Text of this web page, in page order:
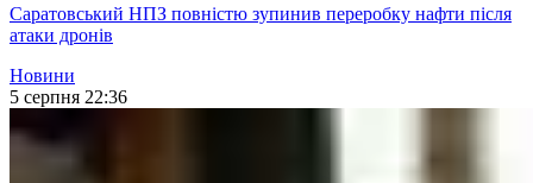
Саратовський НПЗ повністю зупинив переробку нафти після
атаки дронів
Новини
5 серпня 22:36